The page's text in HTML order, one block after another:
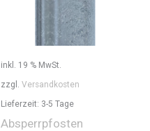
inkl. 19 % MwSt.
zzgl. Versandkosten
Lieferzeit: 3-5 Tage
Absperrpfosten